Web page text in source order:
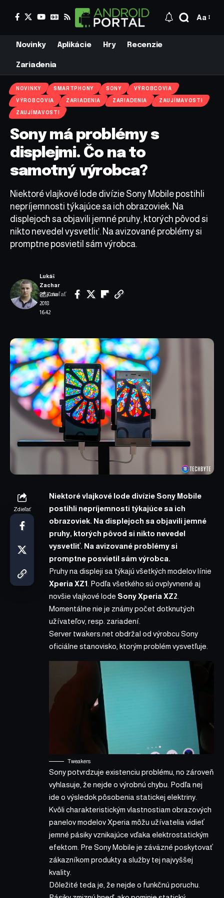
Aa
Novinky Aplikácie Hry Recenzie
Zariadenia
NOVINKY SMARTPHONY SONY VÝROBCOVIA
VÝROBCOVIA ZARIADENIA ZARIADENIA ZAUJÍMAVOSTI
ZAUJÍMAVOSTI
Sony má problémy s
displejmi. Čo na to
samotný výrobca?
Niektoré vlajkové lode divízie Sony Mobile postihli
nepríjemnosti týkajúce sa ich obrazoviek. Na
displejoch sa objavili jemné pruhy, ktorých pôvod si
nikto nevedel vysvetliť. Na avizované problémy si
promptne posvietil sám výrobca.
22. júna
2018
16:42
Lukáš
Zachar
Zdieľať
Zdieľať
Niektoré vlajkové lode divízie Sony Mobile
postihli nepríjemnosti týkajúce sa ich
obrazoviek. Na displejoch sa objavili jemné
pruhy, ktorých pôvod si nikto nevedel
vysvetliť. Na avizované problémy si
promptne posvietil sám výrobca.
Pruhy na displeji sa týkajú všetkých modelov línie
Xperia XZ1 . Podľa všetkého sú ovplyvnené aj
novšie vlajkové lode Sony Xperia XZ2
Momentálne nie je známy počet dotknutých
užívateľov, resp. zariadení.
Server twakers.net obdržal od výrobcu Sony
oficiálne stanovisko, ktorým problém vysvetľuje.
Tweakers
Sony potvrdzuje existenciu problému, no zároveň
vyhlasuje, že nejde o výrobnú chybu. Podľa nej
ide o výsledok pôsobenia statickej elektriny.
Kvôli charakteristickým vlastnostiam obrazových
panelov modelov Xperia môžu užívatelia vidieť
jemné pásiky vznikajúce vďaka elektrostatickým
efektom. Pre Sony Mobile je záväzné poskytovať
zákazníkom produkty a služby tej najvyššej
kvality.
Dôležité teda je, že nejde o funkčnú poruchu.